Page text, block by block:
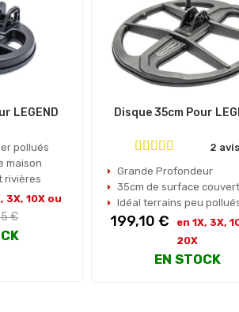
LEGEND
pollués
maison
rivières
3X, 10X ou
€
Disque 35cm Pour
2 avis
Grande Profondeur
35cm de surface
Idéal terrains peu
Prix
199,10 €
en 1X, 3X,
20X
EN STOCK